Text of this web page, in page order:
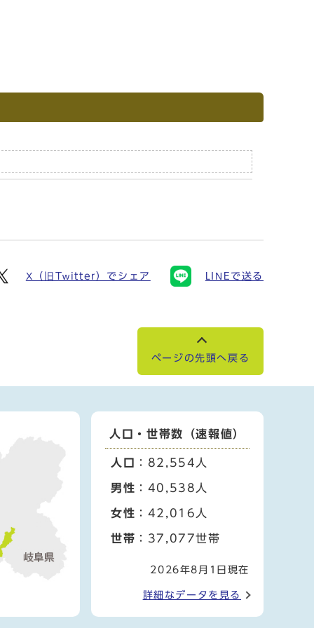
X（旧Twitter）でシェア LINEで送る
ページの先頭へ戻る
人口・世帯数（速報値）
人口 ：82,554人
男性 ：40,538人
女性 ：42,016人
世帯 ：37,077世帯
2026年8月1日現在
詳細なデータを見る